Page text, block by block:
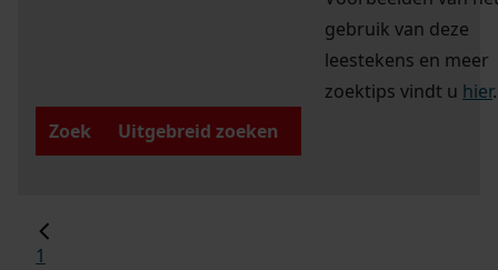
gebruik van deze
leestekens en meer
zoektips vindt u hier.
Zoek
Uitgebreid zoeken
1